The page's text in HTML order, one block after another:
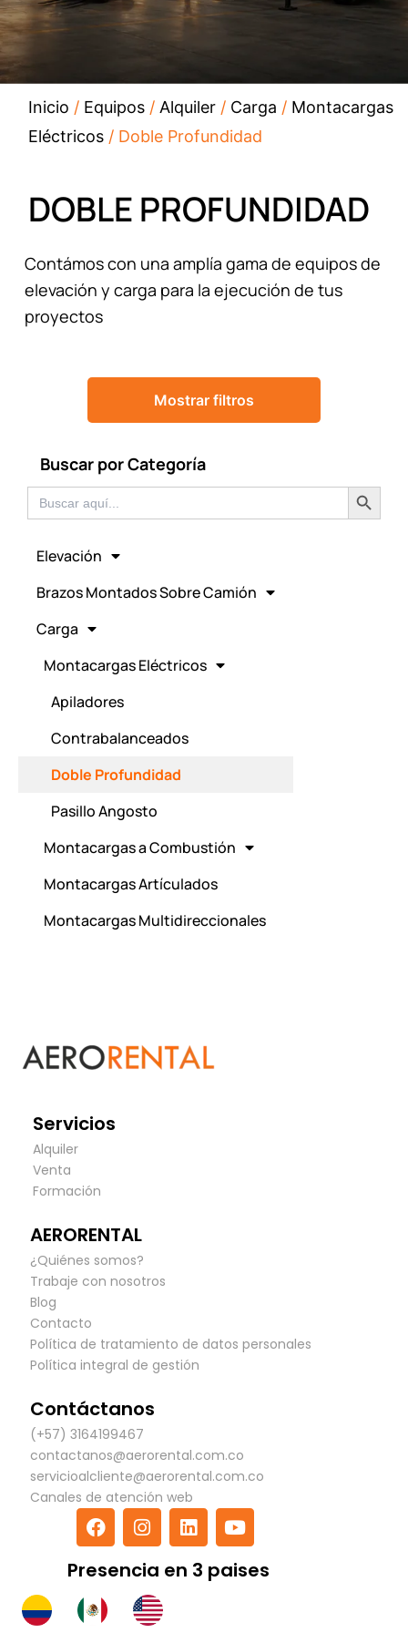
Inicio / Equipos / Alquiler / Carga / Montacargas
Eléctricos / Doble Profundidad
DOBLE PROFUNDIDAD
Contámos con una amplía gama de equipos de
elevación y carga para la ejecución de tus
proyectos
Mostrar filtros
Buscar por Categoría
Buscar: Botón de
Elevación
Brazos Montados Sobre Camión
Carga
Montacargas Eléctricos
Apiladores
Contrabalanceados
Doble Profundidad
Pasillo Angosto
Montacargas a Combustión
Montacargas Artículados
Montacargas Multidireccionales
Servicios
Alquiler
Venta
Formación
AERORENTAL
¿Quiénes somos?
Trabaje con nosotros
Blog
Contacto
Política de tratamiento de datos personales
Política integral de gestión
Contáctanos
(+57) 3164199467
contactanos@aerorental.com.co
servicioalcliente@aerorental.com.co
Canales de atención web
F
a
e
b
o
I
n
t
a
g
L
i
k
Y
o
t
Presencia en 3 paises